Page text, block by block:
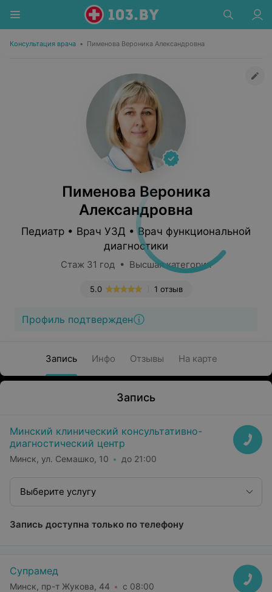
Консультация врача • Пименова Вероника Александровна
Пименова Вероника
Александровна
Педиатр • Врач УЗД • Врач функциональной
диагностики
Стаж 31 год • Высшая категория
1 отзыв
5.0
Профиль подтвержден
Запись Инфо Отзывы На карте
Запись
Минский клинический консультативно-
диагностический центр
Минск, ул. Семашко, 10 до 21:00
Выберите услугу
Запись доступна только по телефону
Супрамед
Минск, пр-т Жукова, 44 с 08:00